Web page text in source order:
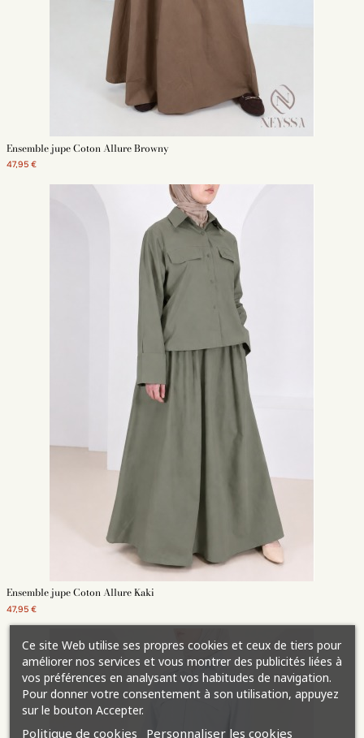
Ensemble jupe Coton Allure Browny
47,95 €
Ensemble jupe Coton Allure Kaki
47,95 €
Ce site Web utilise ses propres cookies et ceux de tiers pour
améliorer nos services et vous montrer des publicités liées à
vos préférences en analysant vos habitudes de navigation.
Pour donner votre consentement à son utilisation, appuyez
sur le bouton Accepter.
Politique de cookies Personnaliser les cookies